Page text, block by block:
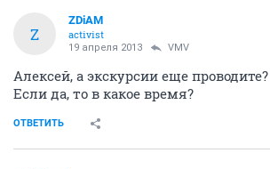
Z
ZDiAM
activist
19 апреля 2013 VMV
Алексей, а экскурсии еще проводите?
Если да, то в какое время?
ОТВЕТИТЬ